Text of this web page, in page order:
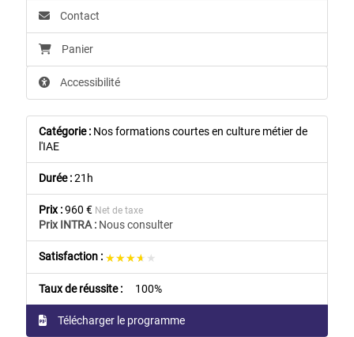
Contact
Panier
Accessibilité
Catégorie : Nos formations courtes en culture métier de
l'IAE
Durée :21h
Prix :960 € Net de taxe
Prix INTRA :Nous consulter
Satisfaction : ★★★★★
★★★★★
Taux de réussite : 100%
Télécharger le programme